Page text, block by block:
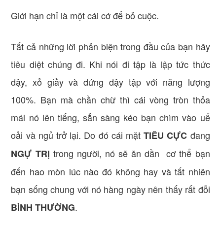
Giới hạn chỉ là một cái cớ để bỏ cuộc.
Tất cả những lời phản biện trong đầu của bạn hãy
tiêu diệt chúng đi. Khi nói đi tập là lập tức thức
dậy, xỏ giầy và đứng dậy tập với năng lượng
100%. Bạn mà chần chừ thì cái vòng tròn thỏa
mái nó lên tiếng, sẳn sàng kéo bạn chìm vào uể
oải và ngủ trở lại. Do đó cái mặtTIÊU CỰC đang
NGỰ TRỊ trong người, nó sẽ ăn dần cơ thể bạn
đến hao mòn lúc nào đó không hay và tất nhiên
bạn sống chung với nó hàng ngày nên thấy rất đỗi
BÌNH THƯỜNG.